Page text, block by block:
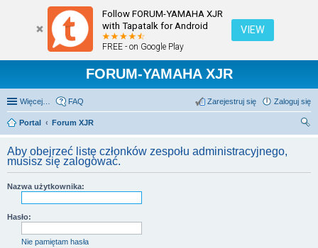
Follow FORUM-YAMAHA XJR
with Tapatalk for Android
FREE - on Google Play
VIEW
FORUM-YAMAHA XJR
Więcej… FAQ Zaloguj się
Zarejestruj się
Portal
Forum XJR
Aby obejrzeć listę członków zespołu administracyjnego,
musisz się zalogować.
Nazwa użytkownika:
Hasło:
Nie pamiętam hasła